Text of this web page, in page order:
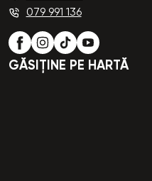
079 991 136
GĂSIȚINE PE HARTĂ